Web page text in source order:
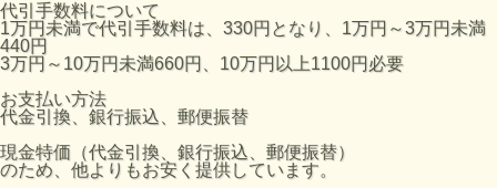
代引手数料について
1万円未満で代引手数料は、330円となり、1万円～3万円未満
440円
3万円～10万円未満660円、10万円以上1100円必要
お支払い方法
代金引換、銀行振込、郵便振替
現金特価（代金引換、銀行振込、郵便振替）
のため、他よりもお安く提供しています。